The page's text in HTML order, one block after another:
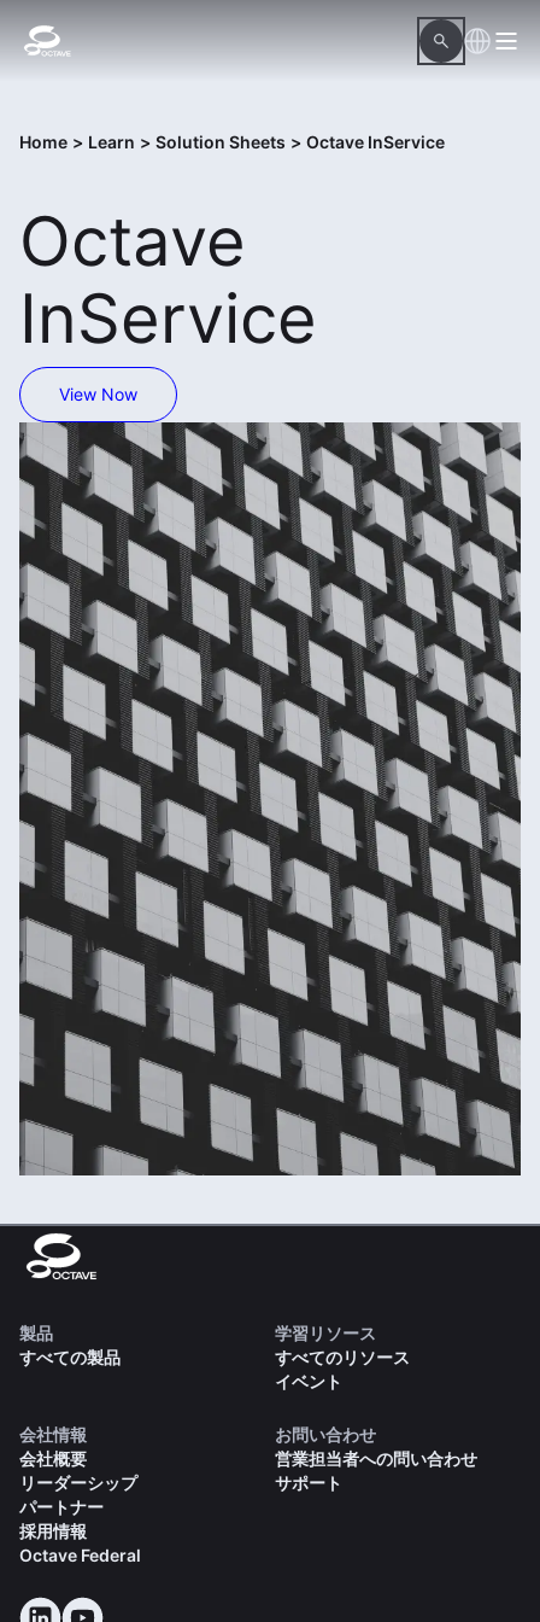
Home > Learn > Solution Sheets > Octave InService
Octave
InService
View Now
製品
すべての製品
学習リソース
すべてのリソース
イベント
会社情報
会社概要
リーダーシップ
パートナー
採用情報
Octave Federal
お問い合わせ
営業担当者への問い合わせ
サポート